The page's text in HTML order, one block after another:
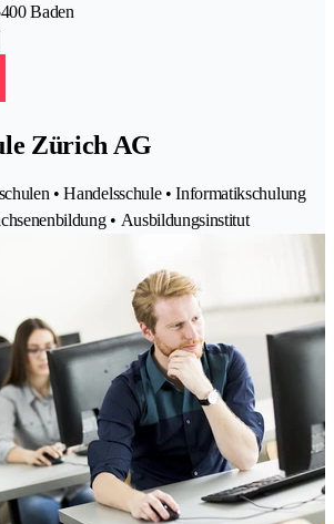
Baden
Zürich AG
• Handelsschule • Informatikschulung
• Ausbildungsinstitut